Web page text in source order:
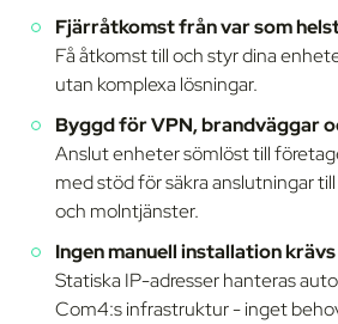
Fjärråtkomst från var som
Få åtkomst till och styr dina
utan komplexa lösningar.
Byggd för VPN, brandväggar
Anslut enheter sömlöst till
med stöd för säkra anslutningar till
och molntjänster.
Ingen manuell installation krävs
Statiska IP-adresser hanteras
Com4:s infrastruktur - inget